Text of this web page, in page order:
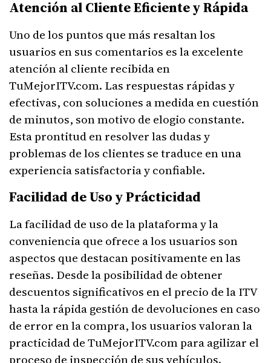
Atención al Cliente Eficiente y Rápida
Uno de los puntos que más resaltan los
usuarios en sus comentarios es la excelente
atención al cliente recibida en
TuMejorITV.com. Las respuestas rápidas y
efectivas, con soluciones a medida en cuestión
de minutos, son motivo de elogio constante.
Esta prontitud en resolver las dudas y
problemas de los clientes se traduce en una
experiencia satisfactoria y confiable.
Facilidad de Uso y Prácticidad
La facilidad de uso de la plataforma y la
conveniencia que ofrece a los usuarios son
aspectos que destacan positivamente en las
reseñas. Desde la posibilidad de obtener
descuentos significativos en el precio de la ITV
hasta la rápida gestión de devoluciones en caso
de error en la compra, los usuarios valoran la
practicidad de TuMejorITV.com para agilizar el
proceso de inspección de sus vehículos.